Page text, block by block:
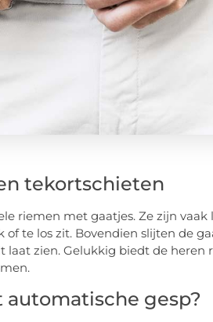
tekortschieten
riemen met gaatjes. Ze zijn vaak
te los zit. Bovendien slijten de
zien. Gelukkig biedt de heren
gesp?